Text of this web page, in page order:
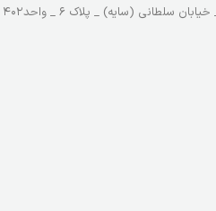
سلطانی (سایه) _ پلاک ۶ _ واحد۴۰۲